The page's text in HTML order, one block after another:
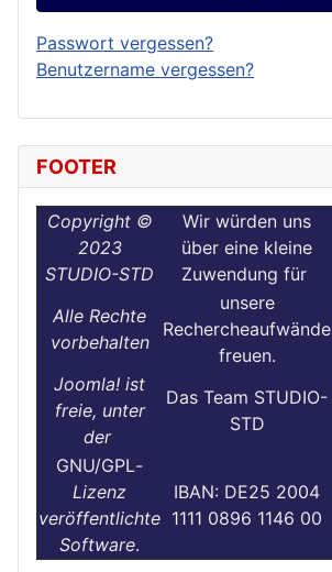
Passwort vergessen?
Benutzername vergessen?
FOOTER
Copyright ©
2023
STUDIO-STD
Wir würden uns
über eine kleine
Zuwendung für
Alle Rechte
vorbehalten
unsere
Rechercheaufwände
freuen.
Joomla! ist
freie, unter
der
Das Team STUDIO-
STD
GNU/GPL-
Lizenz
veröffentlichte
Software.
IBAN: DE25 2004
1111 0896 1146 00